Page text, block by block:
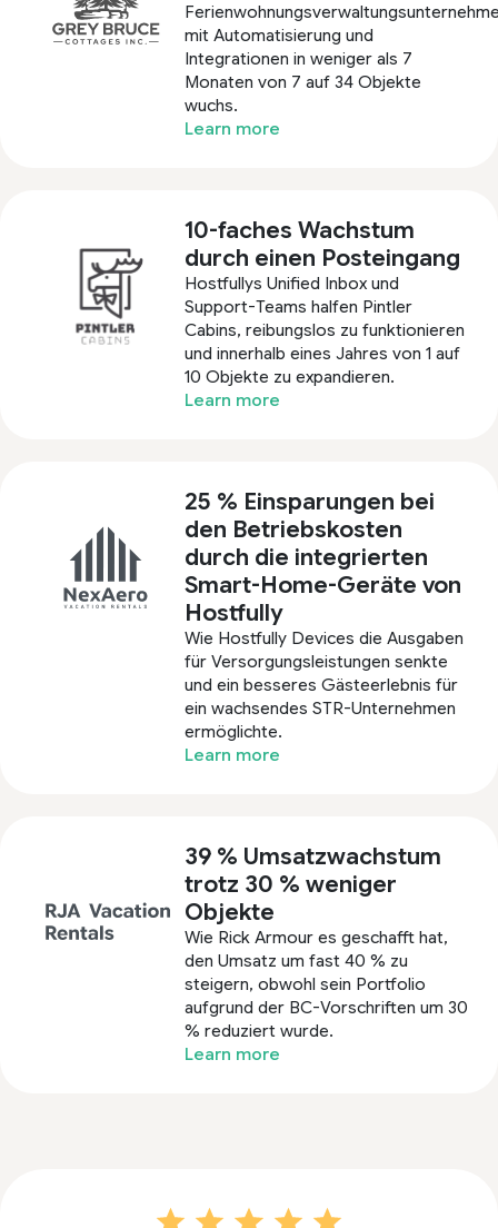
mit Automatisierung und
Integrationen in weniger als 7
Monaten von 7 auf 34 Objekte
wuchs.
Learn more
10-faches Wachstum
durch einen Posteingang
Hostfullys Unified Inbox und
Support-Teams halfen Pintler
Cabins, reibungslos zu funktionieren
und innerhalb eines Jahres von 1 auf
10 Objekte zu expandieren.
Learn more
25 % Einsparungen bei
den Betriebskosten
durch die integrierten
Smart-Home-Geräte von
Hostfully
Wie Hostfully Devices die Ausgaben
für Versorgungsleistungen senkte
und ein besseres Gästeerlebnis für
ein wachsendes STR-Unternehmen
ermöglichte.
Learn more
39 % Umsatzwachstum
trotz 30 % weniger
Objekte
Wie Rick Armour es geschafft hat,
den Umsatz um fast 40 % zu
steigern, obwohl sein Portfolio
aufgrund der BC-Vorschriften um 30
% reduziert wurde.
Learn more